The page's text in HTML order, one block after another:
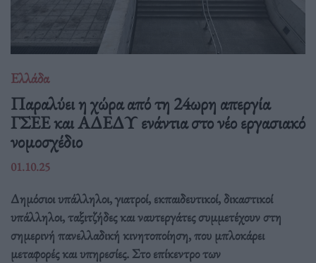
Ελλάδα
Παραλύει η χώρα από τη 24ωρη απεργία
ΓΣΕΕ και ΑΔΕΔΥ ενάντια στο νέο εργασιακό
νομοσχέδιο
01.10.25
Δημόσιοι υπάλληλοι, γιατροί, εκπαιδευτικοί, δικαστικοί
υπάλληλοι, ταξιτζήδες και ναυτεργάτες συμμετέχουν στη
σημερινή πανελλαδική κινητοποίηση, που μπλοκάρει
μεταφορές και υπηρεσίες. Στο επίκεντρο των